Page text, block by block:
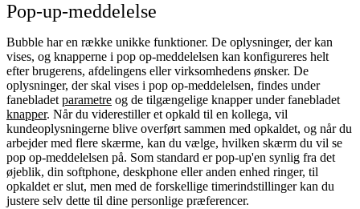
Pop-up-meddelelse
Bubble har en række unikke funktioner. De oplysninger, der kan
vises, og knapperne i pop op-meddelelsen kan konfigureres helt
efter brugerens, afdelingens eller virksomhedens ønsker. De
oplysninger, der skal vises i pop op-meddelelsen, findes under
fanebladet parametre og de tilgængelige knapper under fanebladet
knapper. Når du viderestiller et opkald til en kollega, vil
kundeoplysningerne blive overført sammen med opkaldet, og når du
arbejder med flere skærme, kan du vælge, hvilken skærm du vil se
pop op-meddelelsen på. Som standard er pop-up'en synlig fra det
øjeblik, din softphone, deskphone eller anden enhed ringer, til
opkaldet er slut, men med de forskellige timerindstillinger kan du
justere selv dette til dine personlige præferencer.